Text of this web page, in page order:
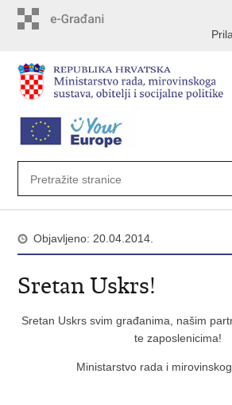
Objavljeno: 20.04.2014.
Sretan Uskrs!
Sretan Uskrs svim građanima, našim
te zaposlenicima!
Ministarstvo rada i